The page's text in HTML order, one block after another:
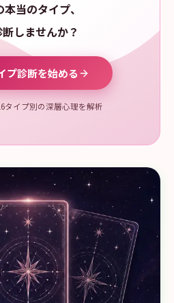
当のタイプ、
しませんか？
プ診断を始める
タイプ別の深層心理を解析